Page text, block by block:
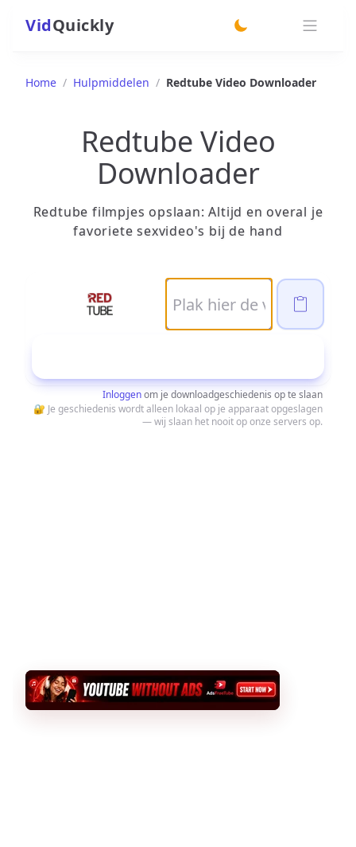
VidQuickly
Home / Hulpmiddelen / Redtube Video Downloader
Redtube Video
Downloader
Redtube filmpjes opslaan: Altijd en overal je
favoriete sexvideo's bij de hand
Inloggenom je downloadgeschiedenis op te slaan
🔐 Je geschiedenis wordt alleen lokaal op je apparaat opgeslagen
— wij slaan het nooit op onze servers op.